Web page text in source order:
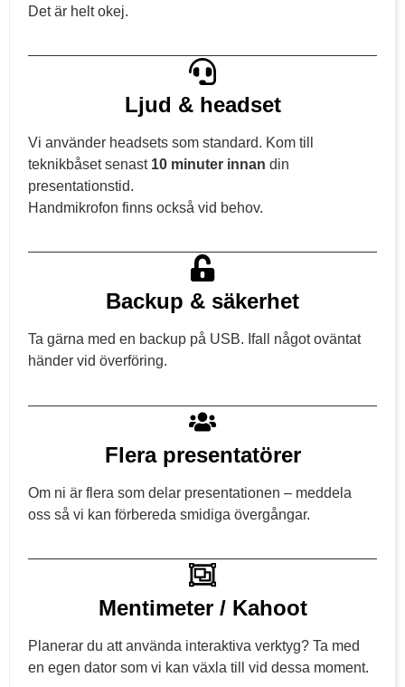
Det är helt okej.
Ljud & headset
Vi använder headsets som standard. Kom till
teknikbåset senast 10 minuter innan din
presentationstid.
Handmikrofon finns också vid behov.
Backup & säkerhet
Ta gärna med en backup på USB. Ifall något oväntat
händer vid överföring.
Flera presentatörer
Om ni är flera som delar presentationen – meddela
oss så vi kan förbereda smidiga övergångar.
Mentimeter / Kahoot
Planerar du att använda interaktiva verktyg? Ta med
en egen dator som vi kan växla till vid dessa moment.